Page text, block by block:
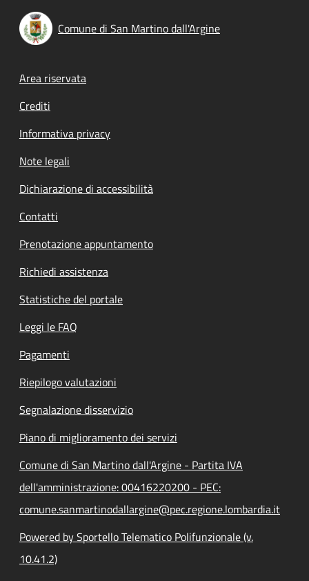
Comune di San Martino dall'Argine
Footer menu
Area riservata
Crediti
Informativa privacy
Note legali
Dichiarazione di accessibilità
Contatti
Prenotazione appuntamento
Richiedi assistenza
Statistiche del portale
Leggi le FAQ
Pagamenti
Riepilogo valutazioni
Segnalazione disservizio
Piano di miglioramento dei servizi
Comune di San Martino dall'Argine - Partita IVA
dell'amministrazione: 00416220200 - PEC:
comune.sanmartinodallargine@pec.regione.lombardia.it
Powered by Sportello Telematico Polifunzionale (v.
10.41.2)